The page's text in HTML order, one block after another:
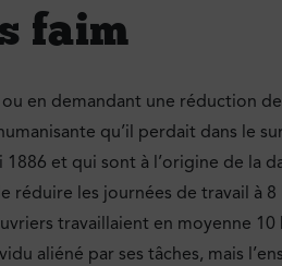
faim
en demandant une réduction
qu’il perdait dans le
et qui sont à l’origine de la
les journées de travail à
travaillaient en moyenne
aliéné par ses tâches, mais